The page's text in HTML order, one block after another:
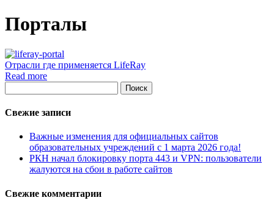
Порталы
Отрасли где применяется LifeRay
Read more
Поиск
Свежие записи
Важные изменения для официальных сайтов
образовательных учреждений с 1 марта 2026 года!
РКН начал блокировку порта 443 и VPN: пользователи
жалуются на сбои в работе сайтов
Свежие комментарии